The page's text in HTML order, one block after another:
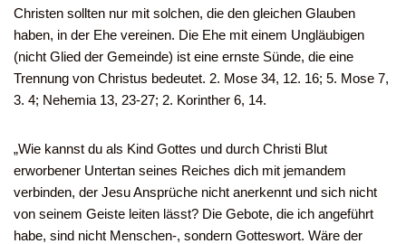
Christen sollten nur mit solchen, die den gleichen Glauben
haben, in der Ehe vereinen. Die Ehe mit einem Ungläubigen
(nicht Glied der Gemeinde) ist eine ernste Sünde, die eine
Trennung von Christus bedeutet. 2. Mose 34, 12. 16; 5. Mose 7,
3. 4; Nehemia 13, 23-27; 2. Korinther 6, 14.
„Wie kannst du als Kind Gottes und durch Christi Blut
erworbener Untertan seines Reiches dich mit jemandem
verbinden, der Jesu Ansprüche nicht anerkennt und sich nicht
von seinem Geiste leiten lässt? Die Gebote, die ich angeführt
habe, sind nicht Menschen-, sondern Gotteswort. Wäre der